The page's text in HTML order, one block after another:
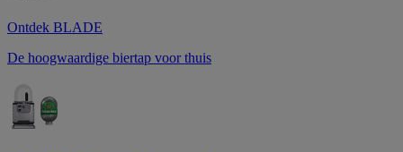
Ontdek BLADE
De hoogwaardige biertap voor thuis